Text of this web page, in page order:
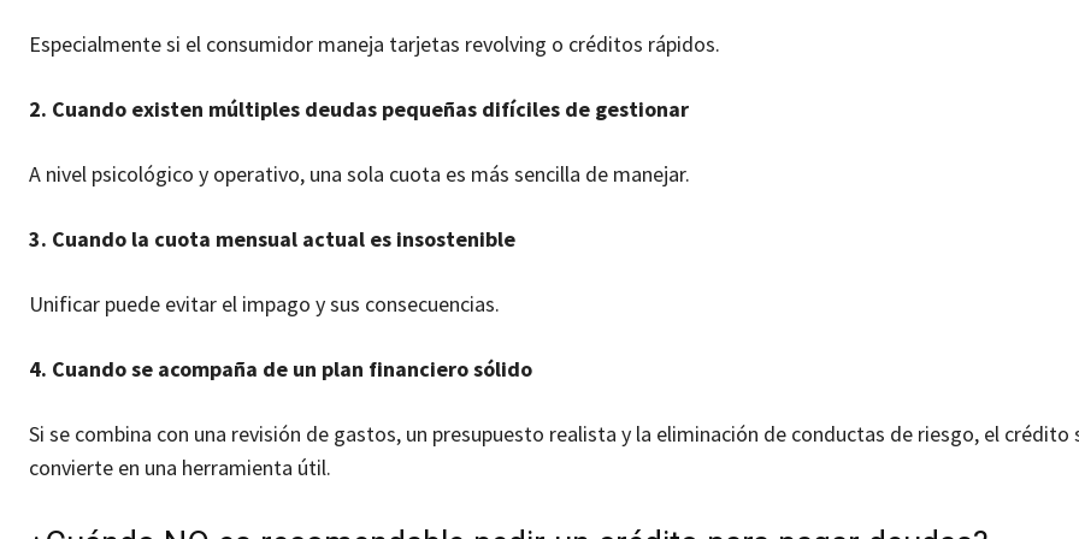
Especialmente si el consumidor maneja tarjetas revolving o créditos rápidos.
2. Cuando existen múltiples deudas pequeñas difíciles de gestionar
A nivel psicológico y operativo, una sola cuota es más sencilla de manejar.
3. Cuando la cuota mensual actual es insostenible
Unificar puede evitar el impago y sus consecuencias.
4. Cuando se acompaña de un plan financiero sólido
Si se combina con una revisión de gastos, un presupuesto realista y la eliminación de conductas de riesgo, el crédito
convierte en una herramienta útil.